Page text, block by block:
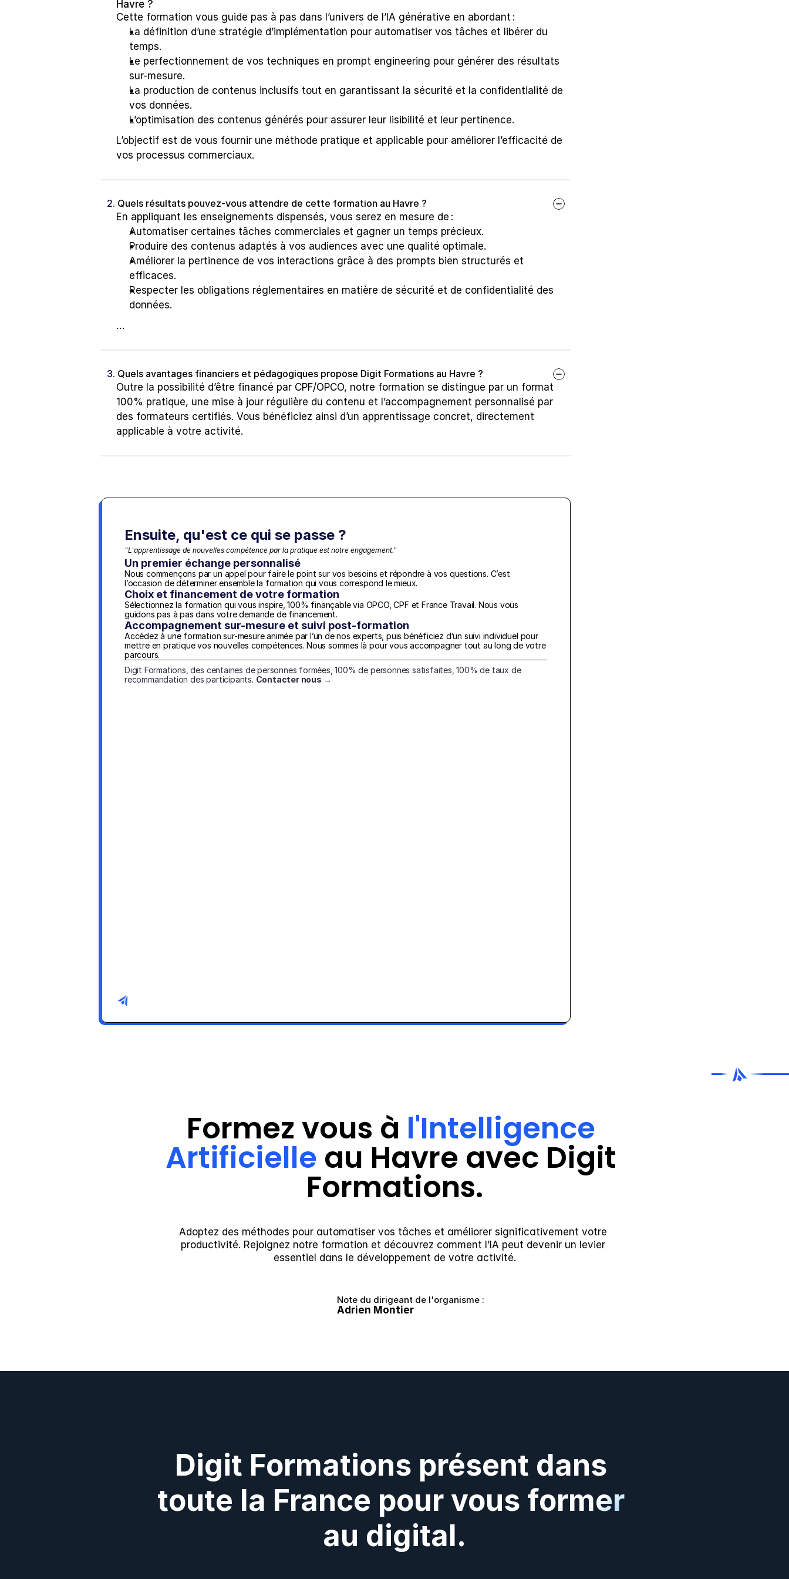
Havre ?
Cette formation vous guide pas à pas dans l’univers de l’IA générative en abordant :
La définition d’une stratégie d’implémentation pour automatiser vos tâches et libérer du
temps.
Le perfectionnement de vos techniques en prompt engineering pour générer des résultats
sur-mesure.
La production de contenus inclusifs tout en garantissant la sécurité et la confidentialité de
vos données.
L’optimisation des contenus générés pour assurer leur lisibilité et leur pertinence.
L’objectif est de vous fournir une méthode pratique et applicable pour améliorer l’efficacité de
vos processus commerciaux.
2. Quels résultats pouvez-vous attendre de cette formation au Havre ?
En appliquant les enseignements dispensés, vous serez en mesure de :
Automatiser certaines tâches commerciales et gagner un temps précieux.
Produire des contenus adaptés à vos audiences avec une qualité optimale.
Améliorer la pertinence de vos interactions grâce à des prompts bien structurés et
efficaces.
Respecter les obligations réglementaires en matière de sécurité et de confidentialité des
données.
…
3. Quels avantages financiers et pédagogiques propose Digit Formations au Havre ?
Outre la possibilité d’être financé par CPF/OPCO, notre formation se distingue par un format
100% pratique, une mise à jour régulière du contenu et l’accompagnement personnalisé par
des formateurs certifiés. Vous bénéficiez ainsi d’un apprentissage concret, directement
applicable à votre activité.
Ensuite, qu'est ce qui se passe ?
"L'apprentissage de nouvelles compétence par la pratique est notre engagement."
Un premier échange personnalisé
Nous commençons par un appel pour faire le point sur vos besoins et répondre à vos questions. C’est
l’occasion de déterminer ensemble la formation qui vous correspond le mieux.
Choix et financement de votre formation
Sélectionnez la formation qui vous inspire, 100% finançable via OPCO, CPF et France Travail. Nous vous
guidons pas à pas dans votre demande de financement.
Accompagnement sur-mesure et suivi post-formation
Accédez à une formation sur-mesure animée par l’un de nos experts, puis bénéficiez d’un suivi individuel pour
mettre en pratique vos nouvelles compétences. Nous sommes là pour vous accompagner tout au long de votre
parcours.
Digit Formations, des centaines de personnes formées, 100% de personnes satisfaites, 100% de taux de
recommandation des participants. Contacter nous →
Formez vous à l'Intelligence
Artificielle au Havre avec Digit
Formations.
Adoptez des méthodes pour automatiser vos tâches et améliorer significativement votre
productivité. Rejoignez notre formation et découvrez comment l’IA peut devenir un levier
essentiel dans le développement de votre activité.
Note du dirigeant de l'organisme :
Adrien Montier
Digit Formations présent dans
toute la France pour vous former
au digital.